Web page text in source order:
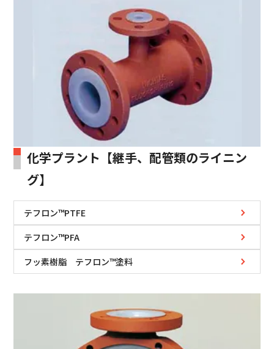
化学プラント【継手、配管類のライニン
グ】
テフロン™PTFE
テフロン™PFA
フッ素樹脂 テフロン™塗料